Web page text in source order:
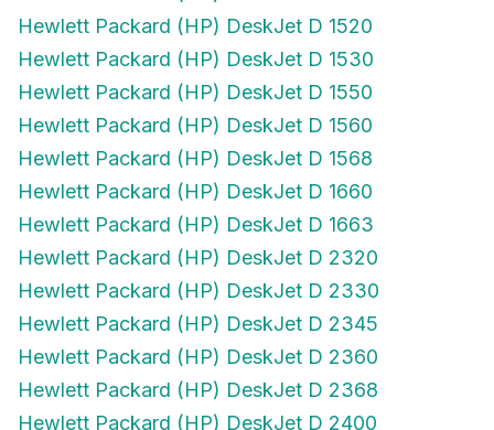
Hewlett Packard (HP) DeskJet D 1520
Hewlett Packard (HP) DeskJet D 1530
Hewlett Packard (HP) DeskJet D 1550
Hewlett Packard (HP) DeskJet D 1560
Hewlett Packard (HP) DeskJet D 1568
Hewlett Packard (HP) DeskJet D 1660
Hewlett Packard (HP) DeskJet D 1663
Hewlett Packard (HP) DeskJet D 2320
Hewlett Packard (HP) DeskJet D 2330
Hewlett Packard (HP) DeskJet D 2345
Hewlett Packard (HP) DeskJet D 2360
Hewlett Packard (HP) DeskJet D 2368
Hewlett Packard (HP) DeskJet D 2400